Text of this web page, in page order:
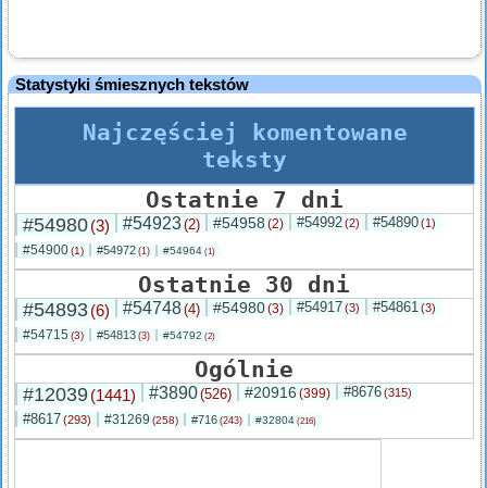
Statystyki śmiesznych tekstów
Najczęściej komentowane
teksty
Ostatnie 7 dni
#54980(3) #54923(2) #54958 (2) #54992(2) #54890(1)
#54900(1) #54972 (1) #54964 (1)
Ostatnie 30 dni
#54893(6) #54748(4) #54980(3) #54917(3) #54861(3)
#54715 (3) #54813 (3) #54792 (2)
Ogólnie
#12039(1441) #3890(526) #20916 (399) #8676(315)
#8617(293) #31269 (258) #716 (243) #32804 (216)